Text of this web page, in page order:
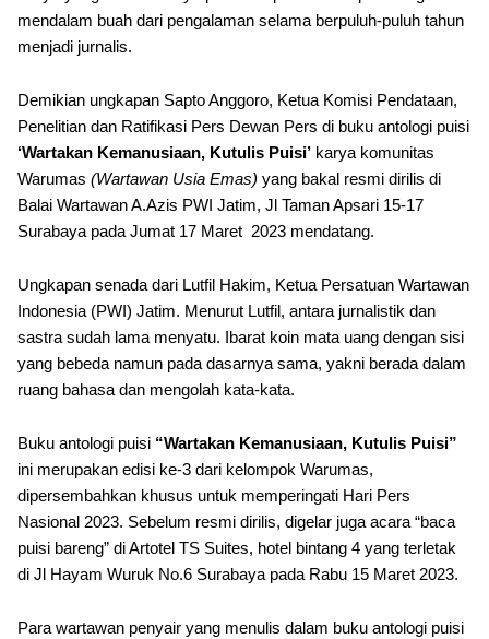
mendalam buah dari pengalaman selama berpuluh-puluh tahun
menjadi jurnalis.
Demikian ungkapan Sapto Anggoro, Ketua Komisi Pendataan,
Penelitian dan Ratifikasi Pers Dewan Pers di buku antologi puisi
‘Wartakan Kemanusiaan, Kutulis Puisi’ karya komunitas
Warumas (Wartawan Usia Emas) yang bakal resmi dirilis di
Balai Wartawan A.Azis PWI Jatim, Jl Taman Apsari 15-17
Surabaya pada Jumat 17 Maret 2023 mendatang.
Ungkapan senada dari Lutfil Hakim, Ketua Persatuan Wartawan
Indonesia (PWI) Jatim. Menurut Lutfil, antara jurnalistik dan
sastra sudah lama menyatu. Ibarat koin mata uang dengan sisi
yang bebeda namun pada dasarnya sama, yakni berada dalam
ruang bahasa dan mengolah kata-kata.
Buku antologi puisi “Wartakan Kemanusiaan, Kutulis Puisi”
ini merupakan edisi ke-3 dari kelompok Warumas,
dipersembahkan khusus untuk memperingati Hari Pers
Nasional 2023. Sebelum resmi dirilis, digelar juga acara “baca
puisi bareng” di Artotel TS Suites, hotel bintang 4 yang terletak
di Jl Hayam Wuruk No.6 Surabaya pada Rabu 15 Maret 2023.
Para wartawan penyair yang menulis dalam buku antologi puisi